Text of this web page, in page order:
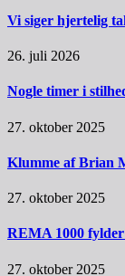
Vi siger hjertelig
26. juli 2026
Nogle timer i
27. oktober 2025
Klumme af Brian
27. oktober 2025
REMA 1000
27. oktober 2025